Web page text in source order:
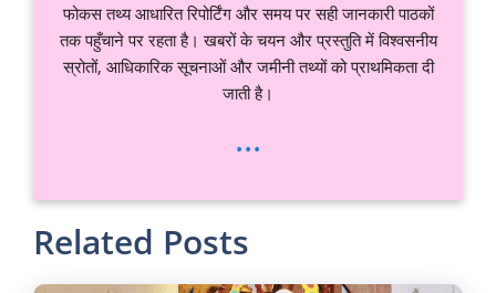
फोकस तथ्य आधारित रिपोर्टिंग और समय पर सही जानकारी पाठकों
तक पहुँचाने पर रहता है। खबरों के चयन और प्रस्तुति में विश्वसनीय
स्रोतों, आधिकारिक सूचनाओं और जमीनी तथ्यों को प्राथमिकता दी
जाती है।
...
Related Posts